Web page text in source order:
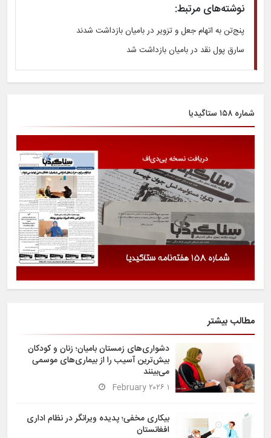
نوشته‌های مرتبط:
پنج‌تن به اتهام جعل و تزویر در بامیان بازداشت شدند
سارق پول نقد در بامیان بازداشت شد
شماره ۱۵۸ ستاگیدیا
مطالب بیشتر
دشواری‌های زمستان بامیان؛ زنان و کودکان
بیش‌ترین آسیب را از بیماری‌های موسمی
می‌بینند
۱ February ۲۰۲۶
بیکاری مخفی؛ پدیده ویرانگر در نظام اداری
افغانستان